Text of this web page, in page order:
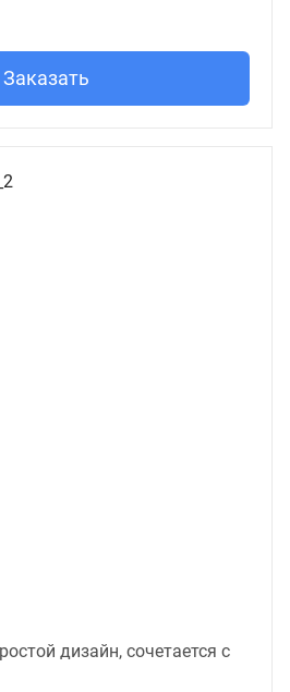
Заказать
дизайн, сочетается с